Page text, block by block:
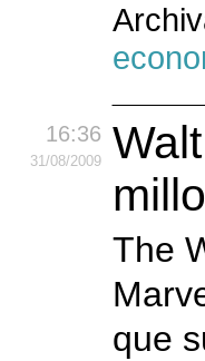
16:36
31/08/2009
The
que